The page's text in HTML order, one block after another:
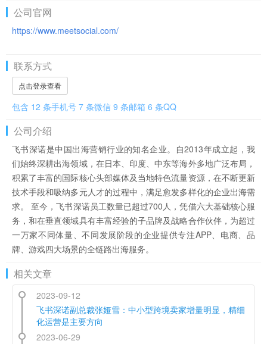
公司官网
https://www.meetsocial.com/
联系方式
点击登录查看
包含 12 条手机号 7 条微信 9 条邮箱 6 条QQ
公司介绍
飞书深诺是中国出海营销行业的知名企业。自2013年成立起，我
们始终深耕出海领域，在日本、印度、中东等海外多地广泛布局，
积累了丰富的国际核心头部媒体及当地特色流量资源，在不断更新
技术手段和吸纳多元人才的过程中，满足愈发多样化的企业出海需
求。 至今，飞书深诺员工数量已超过700人，凭借六大基础核心服
务，和在垂直领域具有丰富经验的子品牌及战略合作伙伴，为超过
一万家不同体量、不同发展阶段的企业提供专注APP、电商、品
牌、游戏四大场景的全链路出海服务。
相关文章
2023-09-12
飞书深诺副总裁张娅雪：中小型跨境卖家增量明显，精细
化运营是主要方向
2023-06-29